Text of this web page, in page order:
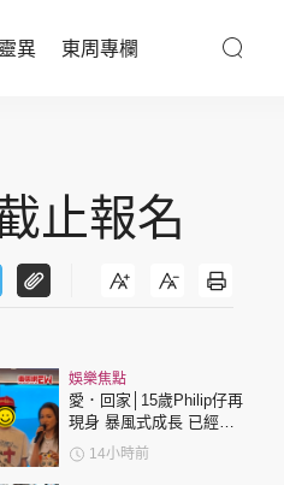
異 東周專欄
止報名
娛樂焦點
愛．回家│15歲Philip仔再
現身 暴風式成長 已經高
過「三太」樊亦敏！
14小時前